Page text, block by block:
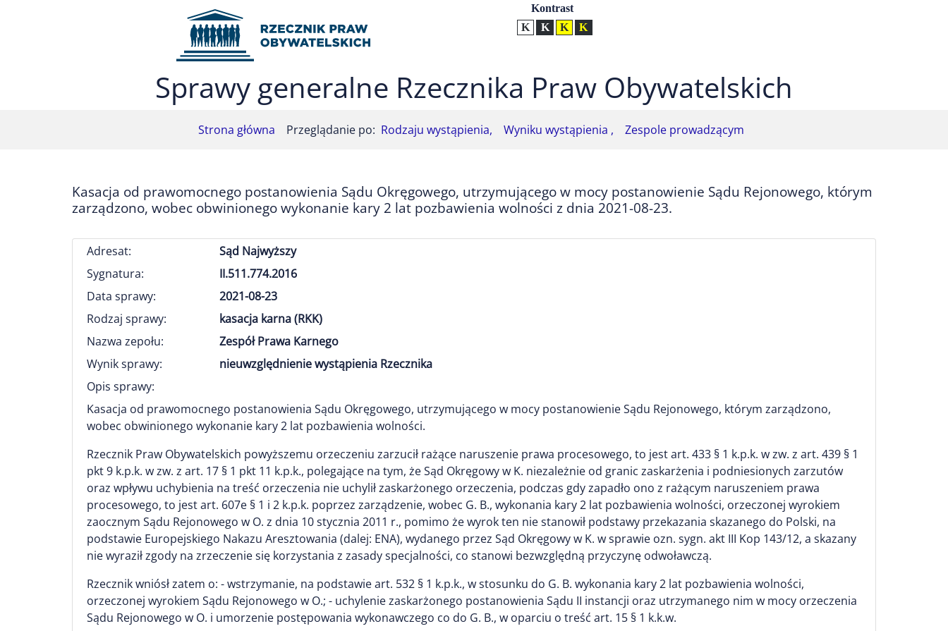
Przejdź do menu głównego (nacisnij Enter)
Przejdź do mapy serwisu (nacisnij Enter) UstawieniaKontrast
Kontrast normalny
Kontrast biały tekst na czarnym
Kontrast czarny tekst na żółtym
Sprawy generalne Rzecznika Praw Obywatelskich
Strona główna Przeglądanie po: Rodzaju wystąpienia, Wyniku wystąpienia , Zespole prowadzącym
Kasacja od prawomocnego postanowienia Sądu Okręgowego, utrzymującego w mocy postanowienie Sądu Rejonowego, którym
zarządzono, wobec obwinionego wykonanie kary 2 lat pozbawienia wolności z dnia 2021-08-23.
Adresat:
Sąd Najwyższy
Sygnatura:
II.511.774.2016
Data sprawy:
2021-08-23
Rodzaj sprawy:
kasacja karna (RKK)
Nazwa zepołu:
Zespół Prawa Karnego
Wynik sprawy:
nieuwzględnienie wystąpienia Rzecznika
Opis sprawy:
Kasacja od prawomocnego postanowienia Sądu Okręgowego, utrzymującego w mocy postanowienie Sądu Rejonowego, którym zarządzono,
wobec obwinionego wykonanie kary 2 lat pozbawienia wolności.
Rzecznik Praw Obywatelskich powyższemu orzeczeniu zarzucił rażące naruszenie prawa procesowego, to jest art. 433 § 1 k.p.k. w zw. z art. 439 § 1
pkt 9 k.p.k. w zw. z art. 17 § 1 pkt 11 k.p.k., polegające na tym, że Sąd Okręgowy w K. niezależnie od granic zaskarżenia i podniesionych zarzutów
oraz wpływu uchybienia na treść orzeczenia nie uchylił zaskarżonego orzeczenia, podczas gdy zapadło ono z rażącym naruszeniem prawa
procesowego, to jest art. 607e § 1 i 2 k.p.k. poprzez zarządzenie, wobec G. B., wykonania kary 2 lat pozbawienia wolności, orzeczonej wyrokiem
zaocznym Sądu Rejonowego w O. z dnia 10 stycznia 2011 r., pomimo że wyrok ten nie stanowił podstawy przekazania skazanego do Polski, na
podstawie Europejskiego Nakazu Aresztowania (dalej: ENA), wydanego przez Sąd Okręgowy w K. w sprawie ozn. sygn. akt III Kop 143/12, a skazany
nie wyraził zgody na zrzeczenie się korzystania z zasady specjalności, co stanowi bezwzględną przyczynę odwoławczą.
Rzecznik wniósł zatem o: - wstrzymanie, na podstawie art. 532 § 1 k.p.k., w stosunku do G. B. wykonania kary 2 lat pozbawienia wolności,
orzeczonej wyrokiem Sądu Rejonowego w O.; - uchylenie zaskarżonego postanowienia Sądu II instancji oraz utrzymanego nim w mocy orzeczenia
Sądu Rejonowego w O. i umorzenie postępowania wykonawczego co do G. B., w oparciu o treść art. 15 § 1 k.k.w.